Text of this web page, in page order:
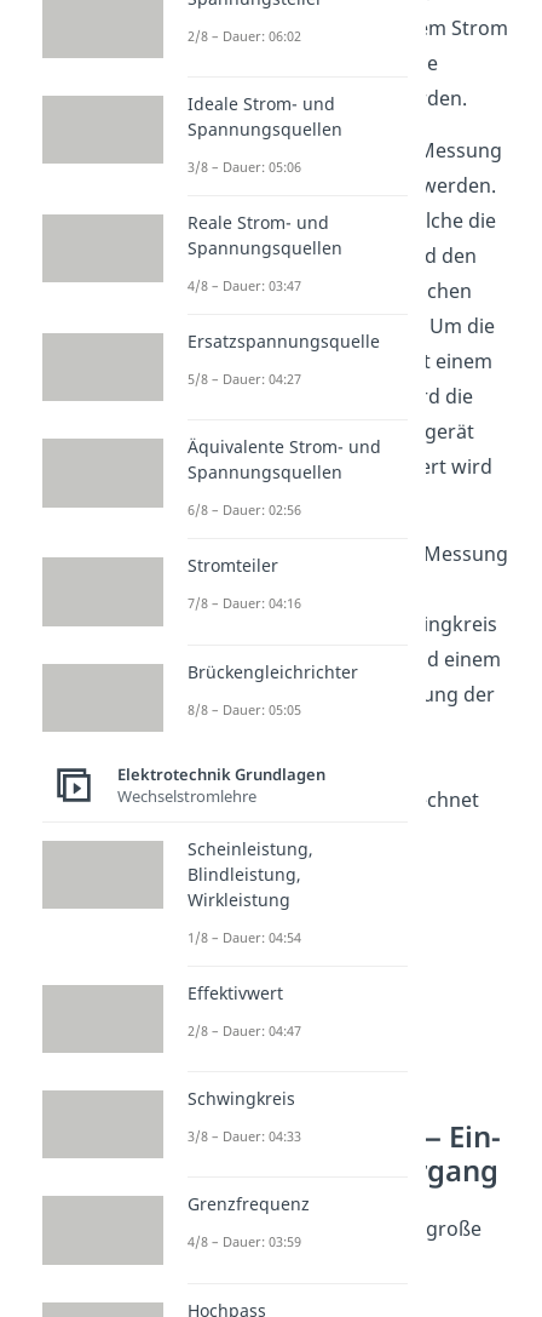
Verschiebung
zwischen dem Strom
und der Spannung kann die
Induktivität berechnet werden.
Darüber hinaus kann zur Messung
verwendet werden.
LCR-Meter sind Geräte, welche die
Induktivität,Kapazität
und den
Widerstandvon elektronischen
Bauteilen messen können. Um die
Induktivität einer Spule mit einem
LCR-Meter zu ermittelt, wird die
Spule einfach an das Messgerät
angeschlossen und der Wert wird
automatisch berechnet
Eine weitere Methode zur Messung
. Ein Schwingkreis
besteht aus einer Spule und einem
Kondensator. Durch Messung der
Schwingkreises kann die
Induktivität der Spule berechnet
Selbstinduktion — Ein-
und Ausschaltvorgang
Die Induktivität spielt eine große
Ausschaltvorgang
2/8 – Dauer: 06:02
Ideale Strom- und
Spannungsquellen
3/8 – Dauer: 05:06
Reale Strom- und
Spannungsquellen
4/8 – Dauer: 03:47
Ersatzspannungsquelle
5/8 – Dauer: 04:27
Äquivalente Strom- und
Spannungsquellen
6/8 – Dauer: 02:56
Stromteiler
7/8 – Dauer: 04:16
Brückengleichrichter
8/8 – Dauer: 05:05
Elektrotechnik Grundlagen
Wechselstromlehre
Scheinleistung,
Blindleistung,
Wirkleistung
1/8 – Dauer: 04:54
Effektivwert
2/8 – Dauer: 04:47
Schwingkreis
3/8 – Dauer: 04:33
Grenzfrequenz
4/8 – Dauer: 03:59
Hochpass